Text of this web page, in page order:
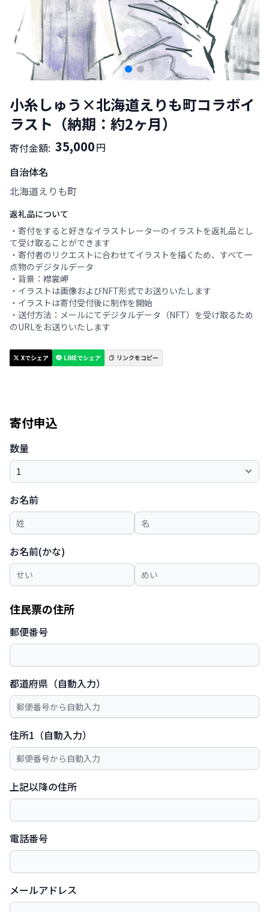
小糸しゅう×北海道えりも町コラボイ
ラスト（納期：約2ヶ月）
寄付金額: 35,000円
自治体名
北海道えりも町
返礼品について
・寄付をすると好きなイラストレーターのイラストを返礼品とし
て受け取ることができます
・寄付者のリクエストに合わせてイラストを描くため、すべて一
点物のデジタルデータ
・背景：襟裳岬
・イラストは画像およびNFT形式でお送りいたします
・イラストは寄付受付後に制作を開始
・送付方法：メールにてデジタルデータ（NFT）を受け取るため
のURLをお送りいたします
Xでシェア LINEでシェア リンクをコピー
寄付申込
数量
お名前
お名前(かな)
住民票の住所
郵便番号
都道府県（自動入力）
住所1（自動入力）
上記以降の住所
電話番号
メールアドレス